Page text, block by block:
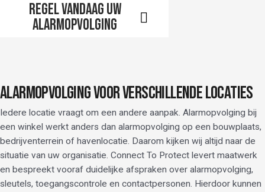
Regel vandaag uw
alarmopvolging
ALARMOPVOLGING VOOR VERSCHILLENDE LOCATIES
Iedere locatie vraagt om een andere aanpak. Alarmopvolging bij
een winkel werkt anders dan alarmopvolging op een bouwplaats,
bedrijventerrein of havenlocatie. Daarom kijken wij altijd naar de
situatie van uw organisatie. Connect To Protect levert maatwerk
en bespreekt vooraf duidelijke afspraken over alarmopvolging,
sleutels, toegangscontrole en contactpersonen. Hierdoor kunnen